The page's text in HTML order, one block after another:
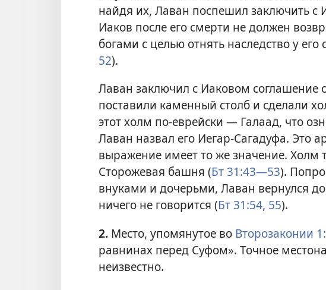
найдя их, Лаван поспешил заключить с
Иаков после его смерти не должен
богами с целью отнять наследство у его
52).
Лаван заключил с Иаковом соглашение
поставили каменный столб и сделали
этот холм по-еврейски — Галаад, что
Лаван назвал его Иегар-Сагадуфа. Это
выражение имеет то же значение. Холм
Сторожевая башня (Бт 31:43—53).
внуками и дочерьми, Лаван вернулся
ничего не говорится (Бт 31:54, 55).
2. Место, упомянутое во Второзаконии
равнинах перед Суфом». Точное
неизвестно.